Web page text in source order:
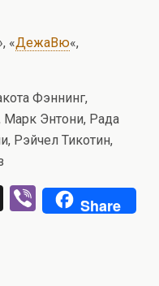
«ДежаВю«,
Фэннинг,
Энтони, Рада
Рэйчел Тикотин,
X
Vi
b
Share